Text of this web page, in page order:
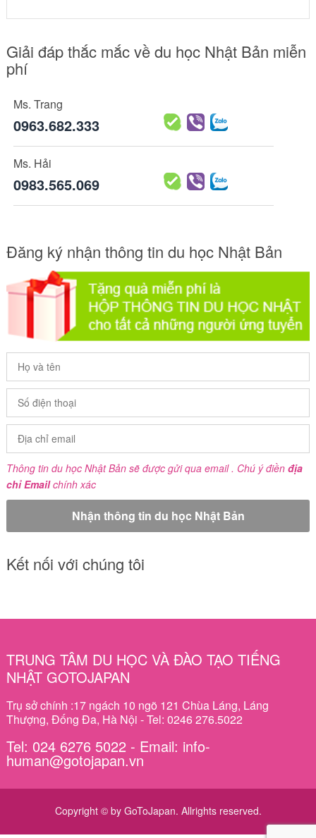
Giải đáp thắc mắc về du học Nhật Bản miễn
phí
Ms. Trang
0963.682.333
Ms. Hải
0983.565.069
Đăng ký nhận thông tin du học Nhật Bản
Thông tin du học Nhật Bản sẽ được gửi qua email . Chú ý điền địa
chỉ Emailchính xác
Kết nối với chúng tôi
TRUNG TÂM DU HỌC VÀ ĐÀO TẠO TIẾNG
NHẬT GOTOJAPAN
Trụ sở chính :17 ngách 10 ngõ 121 Chùa Láng, Láng
Thượng, Đống Đa, Hà Nội - Tel: 0246 276.5022
Tel: 024 6276 5022 - Email: info-
human@gotojapan.vn
Copyright © by GoToJapan. Allrights reserved.